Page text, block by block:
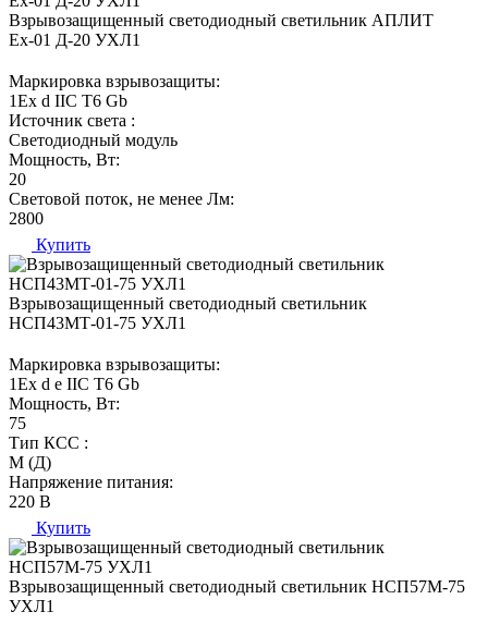
Взрывозащищенный светодиодный светильник АПЛИТ
Ех-01 Д-20 УХЛ1
Маркировка взрывозащиты:
1Ех d IIC T6 Gb
Источник света :
Светодиодный модуль
Мощность, Вт:
20
Световой поток, не менее Лм:
2800
Купить
Взрывозащищенный светодиодный светильник
НСП43МТ-01-75 УХЛ1
Маркировка взрывозащиты:
1Ех d е IIC T6 Gb
Мощность, Вт:
75
Тип КСС :
М (Д)
Напряжение питания:
220 В
Купить
Взрывозащищенный светодиодный светильник НСП57М-75
УХЛ1